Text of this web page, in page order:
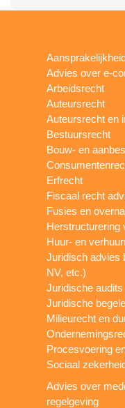
Advies over e-
Arbeidsrecht
Auteursrecht
Auteursrecht en
Bestuursrecht
Bouw- en
Erfrecht
Fiscaal recht
Fusies en
Herstructurering
Huur- en
Juridisch advies
NV, etc.)
Juridische
Juridische
Milieurecht en
Procesvoering
Sociaal
Advies over
regelgeving